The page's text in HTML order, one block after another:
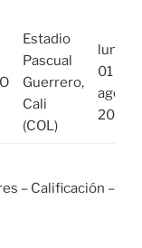
Estadio
Pascual
Guerrero,
Cali
(COL)
lun,
01
ago
2022
– Calificación –